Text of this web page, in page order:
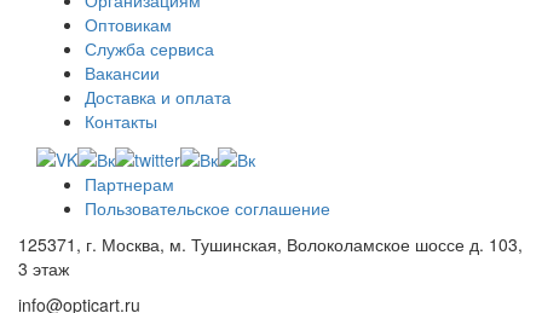
Оптовикам
Служба сервиса
Вакансии
Доставка и оплата
Контакты
Партнерам
Пользовательское соглашение
125371, г. Москва, м. Тушинская, Волоколамское шоссе д. 103,
3 этаж
info@opticart.ru